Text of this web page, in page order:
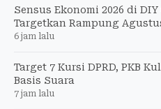
Sensus Ekonomi 2026 di DIY
Targetkan Rampung
6 jam lalu
Target 7 Kursi DPRD, PKB
Basis Suara
7 jam lalu